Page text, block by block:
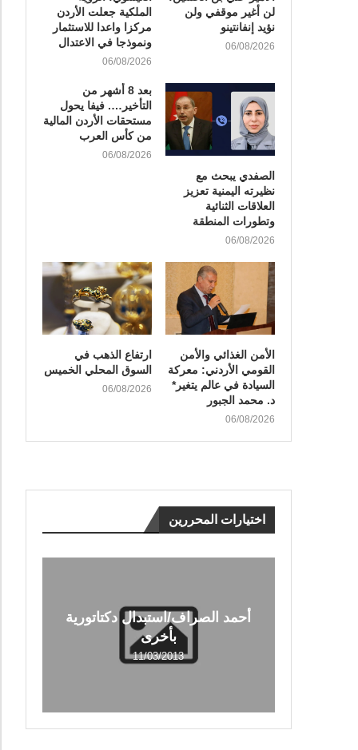
لن أغير موقفي ولن
نؤيد إنفانتينو
06/08/2026
الملكية جعلت الأردن
مركزا واعدا للاستثمار
ونموذجا في الاعتدال
06/08/2026
الصفدي يبحث مع
نظيرته اليمنية تعزيز
العلاقات الثنائية
وتطورات المنطقة
06/08/2026
بعد 8 أشهر من
التأخير…. فيفا يحول
مستحقات الأردن المالية
من كأس العرب
06/08/2026
الأمن الغذائي والأمن
القومي الأردني: معركة
السيادة في عالم يتغير*
د. محمد الجبور
06/08/2026
ارتفاع الذهب في
السوق المحلي الخميس
06/08/2026
اختيارات المحررين
أحمد الصراف/استبدال دكتاتورية
بأخرى
11/03/2013